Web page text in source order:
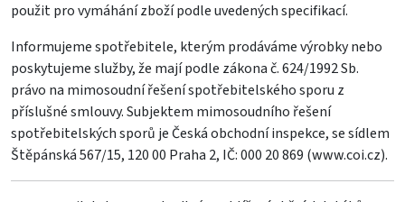
použit pro vymáhání zboží podle uvedených specifikací.
Informujeme spotřebitele, kterým prodáváme výrobky nebo
poskytujeme služby, že mají podle zákona č. 624/1992 Sb.
právo na mimosoudní řešení spotřebitelského sporu z
příslušné smlouvy. Subjektem mimosoudního řešení
spotřebitelských sporů je Česká obchodní inspekce, se sídlem
Štěpánská 567/15, 120 00 Praha 2, IČ: 000 20 869 (www.coi.cz).